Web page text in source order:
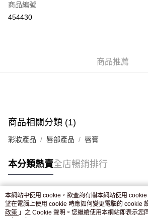
Apple Pay
付款後門市自取，訂單確認後2-4個工作天到
商品編號
454430
商品推薦
商品相關分類 (1)
彩妝產品 唇部產品 唇膏
本分類熱賣全店暢銷排行
熱門標籤
本網站中使用 cookie，欲查詢有關本網站使用
望在電腦上使用 cookie 時應如何變更電腦的 cookie
政策 」之 Cookie 聲明。您繼續使用本網站即表示您